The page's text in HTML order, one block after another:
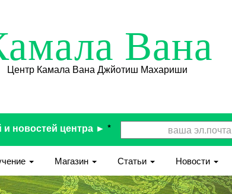
Вана
Центр Камала Вана Джйотиш Махариши
и новостей центра ► *
Магазин Статьи Новости